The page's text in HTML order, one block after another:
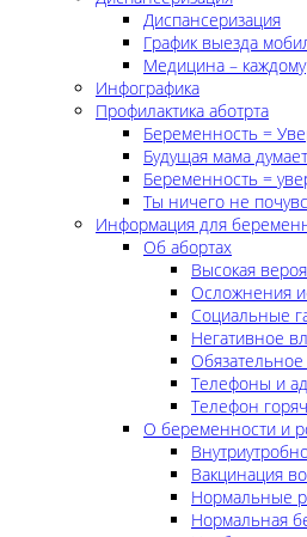
Диспансеризация
График выезда
Медицина – каждому
Инфографика
Профилактика аботрта
Беременность =
Будущая мама думает
Беременность =
Ты ничего не
Информация для
Об абортах
Высокая
Осложнения
Социальные
Негативное
Телефоны и
Телефон
О беременности и
Вакцинация
Нормальные
Нормальная